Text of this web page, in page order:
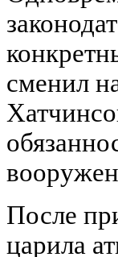
сменил
После
царила